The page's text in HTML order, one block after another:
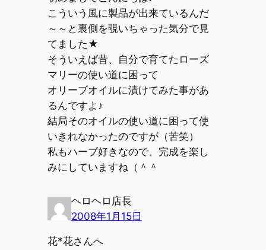
こういう風に製品が出来ているんだ
～～と裏側を覗いちゃった気分で見
てました★
そういえば昔、自分で育てたローズ
マリーの使い道に困って
オリーブオイルに漬けてみた事があ
るんですよ♪
結局そのオイルの使い道に困って使
いきれなかったのですが（苦笑）
私もハーブ好きなので、完成を楽し
みにしていますね（＾＾
ヘロヘロ店長
2008年1月15日
花*花さんへ